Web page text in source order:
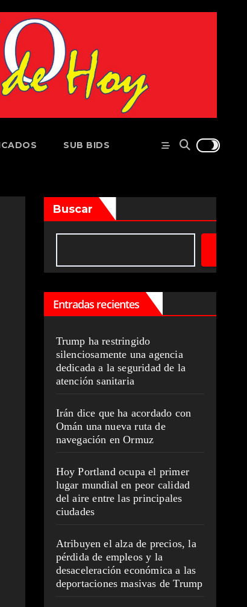
SUB BIDS
Buscar
Entradas recientes
Trump ha restringido
silenciosamente una agencia
dedicada a la seguridad de la
atención sanitaria
Irán dice que ha acordado con
Omán una nueva ruta de
navegación en Ormuz
Hoy Portland ocupa el primer
lugar mundial en peor calidad
del aire entre las principales
ciudades
Atribuyen el alza de precios, la
pérdida de empleos y la
desaceleración económica a las
deportaciones masivas de Trump